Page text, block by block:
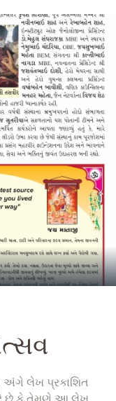
અંગે લેખ પ્રકાશિત